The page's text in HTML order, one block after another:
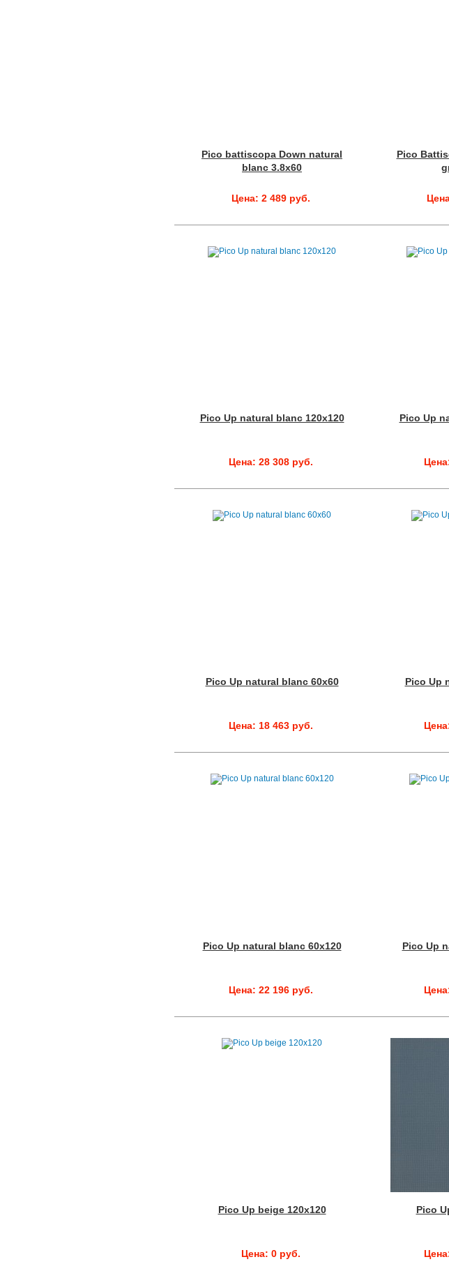
Pico battiscopa Down natural
blanc 3.8x60
Цена: 2 489 руб.
Pico
Pico Up natural blanc 120x120
Цена: 28 308 руб.
Pico Up
Pico Up natural blanc 60x60
Цена: 18 463 руб.
Pico Up
Pico Up natural blanc 60x120
Цена: 22 196 руб.
Pico Up
Pico Up beige 120x120
Цена: 0 руб.
Pico